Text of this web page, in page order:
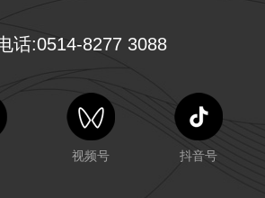
话:0514-8277 3088
视频号 抖音号